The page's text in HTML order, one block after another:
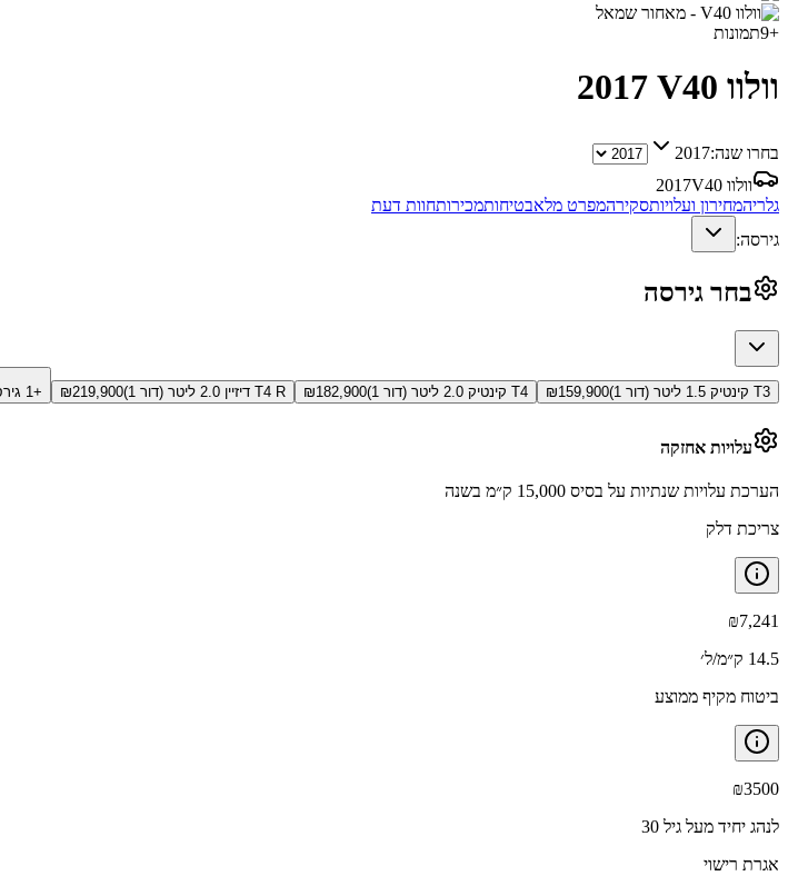
+
9תמונות
וולוו V40 2017
בחרו שנה:2017
וולוו V40
2017
גלריהמחירון ועלויותסקירהמפרט מלאבטיחותמכירותחוות דעת
גירסה:
בחר גירסה
T3 קינטיק 1.5 ליטר (דור 1) ₪159,900 T4 קינטיק 2.0 ליטר (דור 1) ₪182,900 T4 R דיזיין 2.0 ליטר (דור 1) ₪219,900 +1 גירסאות
עלויות אחזקה
הערכת עלויות שנתיות על בסיס 15,000 ק״מ בשנה
צריכת דלק
₪7,241
14.5 ק״מ/ל׳
ביטוח מקיף ממוצע
₪3500
לנהג יחיד מעל גיל 30
אגרת רישוי